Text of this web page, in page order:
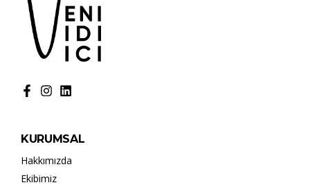
KURUMSAL
Hakkımızda
Ekibimiz